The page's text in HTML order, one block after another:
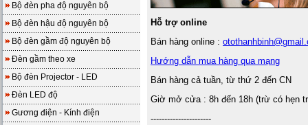
Bộ đèn pha độ nguyên bộ
Bộ đèn hậu độ nguyên bộ
Bộ đèn gầm độ nguyên bộ
Đèn gầm theo xe
Bộ đèn Projector - LED
Đèn LED độ
Gương điện - Kính điện
Hỗ trợ online
Bán hàng online :
Hướng dẫn mua hàng qua mạng
Bán hàng cả tuần, từ thứ 2 đến CN
Giờ mở cửa : 8h đến 18h (trừ có hẹn
----------------------